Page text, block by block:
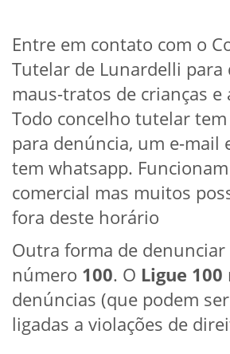
Entre em contato com o
Tutelar de Lunardelli para
maus-tratos de crianças e
Todo concelho tutelar
para denúncia, um e-mail
tem whatsapp.
comercial mas muitos
fora deste horário
Outra forma de denunciar
número 100. O Ligue 100
denúncias (que podem
ligadas a violações de